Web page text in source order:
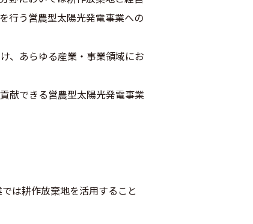
行う営農型太陽光発電事業への
、あらゆる産業・事業領域にお
献できる営農型太陽光発電事業
は耕作放棄地を活用すること